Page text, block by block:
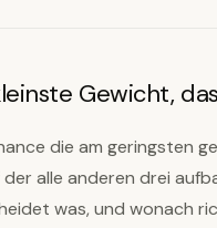
Gewicht,
die am geringsten
der alle anderen drei
was, und wonach